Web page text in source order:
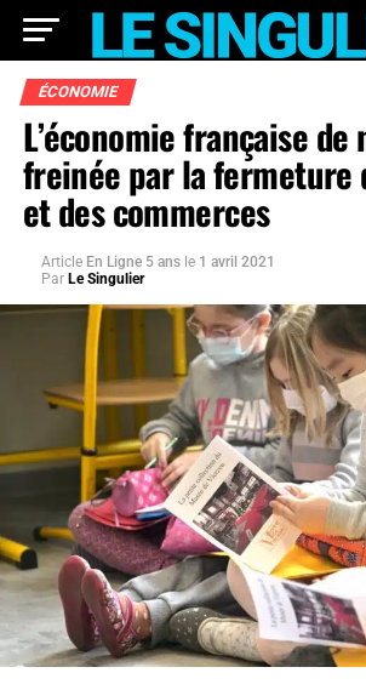
ÉCONOMIE
L’économie française de
freinée par la fermeture
et des commerces
Article En Ligne 5 ans le 1 avril 2021
Par Le Singulier